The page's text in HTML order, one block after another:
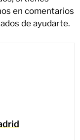
en comentarios
de ayudarte.